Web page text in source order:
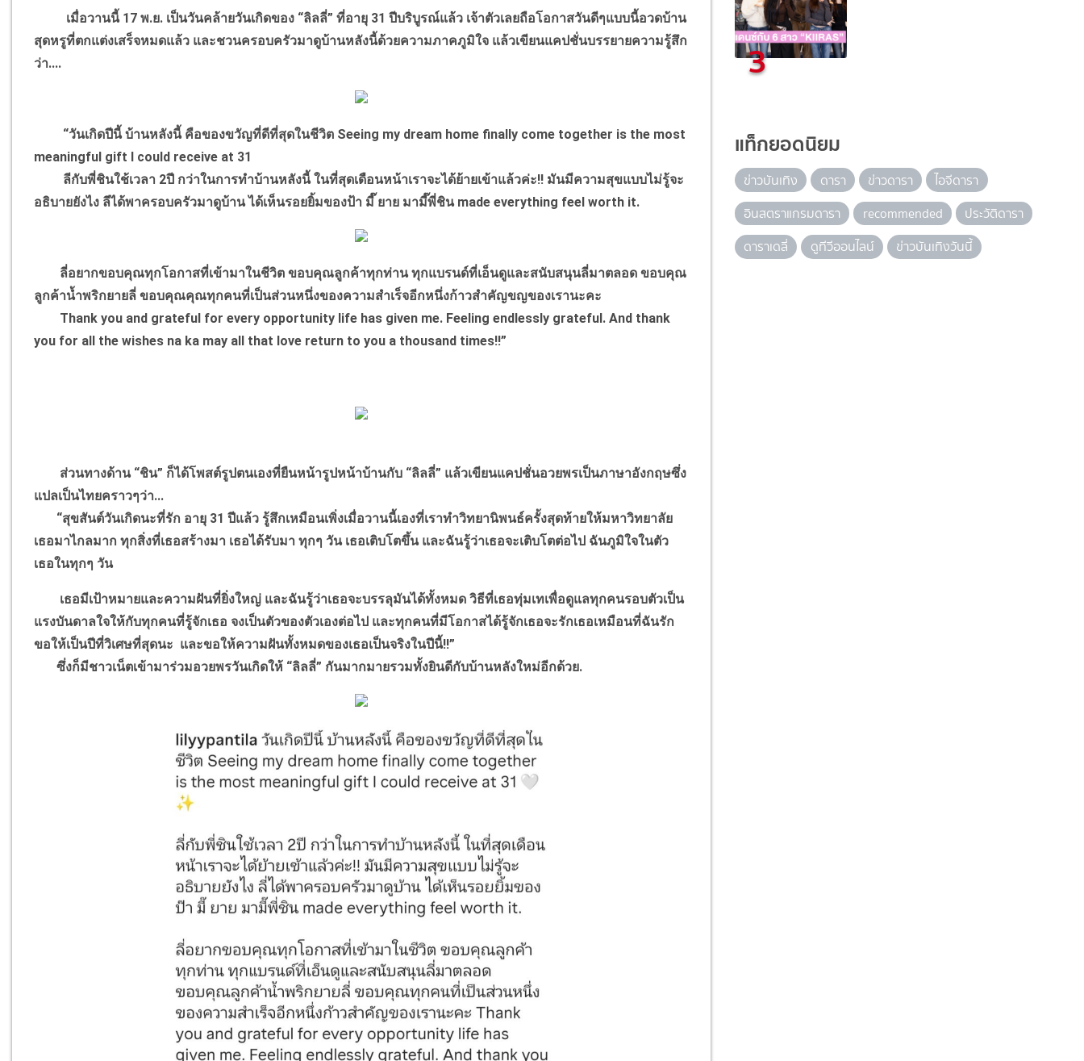
เมื่อวานนี้ 17 พ.ย. เป็นวันคล้ายวันเกิดของ “ลิลลี่” ที่อายุ 31 ปีบริบูรณ์แล้ว เจ้าตัวเลยถือโอกาสวันดีๆแบบนี้อวดบ้าน
สุดหรูที่ตกแต่งเสร็จหมดแล้ว และชวนครอบครัวมาดูบ้านหลังนี้ด้วยความภาคภูมิใจ แล้วเขียนแคปชั่นบรรยายความรู้สึก
ว่า....
“วันเกิดปีนี้ บ้านหลังนี้ คือของขวัญที่ดีที่สุดในชีวิต Seeing my dream home finally come together is the most
meaningful gift I could receive at 31
ลีกับพี่ชินใช้เวลา 2ปี กว่าในการทำบ้านหลังนี้ ในที่สุดเดือนหน้าเราจะได้ย้ายเข้าแล้วค่ะ!! มันมีความสุขแบบไม่รู้จะ
อธิบายยังไง ลีได้พาครอบครัวมาดูบ้าน ได้เห็นรอยยิ้มของป้า มี๊ ยาย มามี๊พี่ชิน made everything feel worth it.
ลี่อยากขอบคุณทุกโอกาสที่เข้ามาในชีวิต ขอบคุณลูกค้าทุกท่าน ทุกแบรนด์ที่เอ็นดูและสนับสนุนลี่มาตลอด ขอบคุณ
ลูกค้าน้ำพริกยายลี่ ขอบคุณคุณทุกคนที่เป็นส่วนหนึ่งของความสำเร็จอีกหนึ่งก้าวสำคัญขญของเรานะคะ
Thank you and grateful for every opportunity life has given me. Feeling endlessly grateful. And thank
you for all the wishes na ka may all that love return to you a thousand times!!”
ส่วนทางด้าน “ชิน” ก็ได้โพสต์รูปตนเองที่ยืนหน้ารูปหน้าบ้านกับ “ลิลลี่” แล้วเขียนแคปชั่นอวยพรเป็นภาษาอังกฤษซึ่ง
แปลเป็นไทยคราวๆว่า...
“สุขสันต์วันเกิดนะที่รัก อายุ 31 ปีแล้ว รู้สึกเหมือนเพิ่งเมื่อวานนี้เองที่เราทำวิทยานิพนธ์ครั้งสุดท้ายให้มหาวิทยาลัย
เธอมาไกลมาก ทุกสิ่งที่เธอสร้างมา เธอได้รับมา ทุกๆ วัน เธอเติบโตขึ้น และฉันรู้ว่าเธอจะเติบโตต่อไป ฉันภูมิใจในตัว
เธอในทุกๆ วัน
เธอมีเป้าหมายและความฝันที่ยิ่งใหญ่ และฉันรู้ว่าเธอจะบรรลุมันได้ทั้งหมด วิธีที่เธอทุ่มเทเพื่อดูแลทุกคนรอบตัวเป็น
แรงบันดาลใจให้กับทุกคนที่รู้จักเธอ จงเป็นตัวของตัวเองต่อไป และทุกคนที่มีโอกาสได้รู้จักเธอจะรักเธอเหมือนที่ฉันรัก
ขอให้เป็นปีที่วิเศษที่สุดนะ และขอให้ความฝันทั้งหมดของเธอเป็นจริงในปีนี้!!”
ซึ่งก็มีชาวเน็ตเข้ามาร่วมอวยพรวันเกิดให้ “ลิลลี่” กันมากมายรวมทั้งยินดีกับบ้านหลังใหม่อีกด้วย.
3
แท็กยอดนิยม
ข่าวบันเทิง ดารา ข่าวดารา
ไอจีดารา
อินสตราแกรมดารา
recommended
ประวัติดารา
ดาราเดลี่
ดูทีวีออนไลน์ ข่าวบันเทิงวันนี้